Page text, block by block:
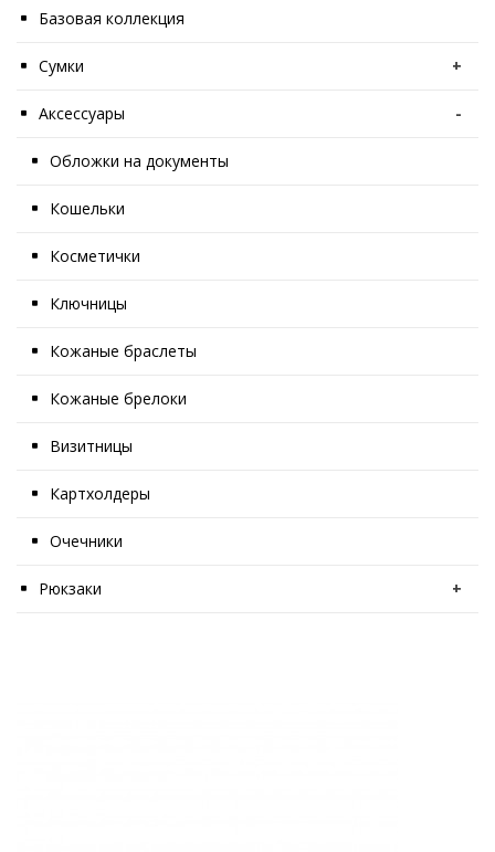
Базовая коллекция
Сумки +
Аксессуары -
Обложки на документы
Кошельки
Косметички
Ключницы
Кожаные браслеты
Кожаные брелоки
Визитницы
Картхолдеры
Очечники
Рюкзаки +